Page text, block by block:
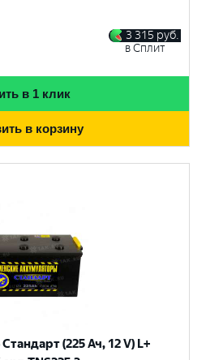
3 315 руб.
в Сплит
в 1 клик
в корзину
(225 Ач, 12 V) L+